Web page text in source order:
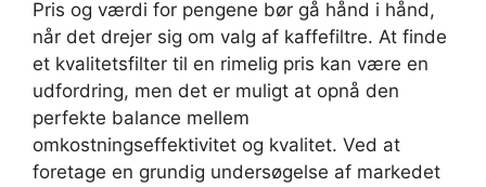
Pris og værdi for pengene bør gå hånd i hånd,
når det drejer sig om valg af kaffefiltre. At finde
et kvalitetsfilter til en rimelig pris kan være en
udfordring, men det er muligt at opnå den
perfekte balance mellem
omkostningseffektivitet og kvalitet. Ved at
foretage en grundig undersøgelse af markedet